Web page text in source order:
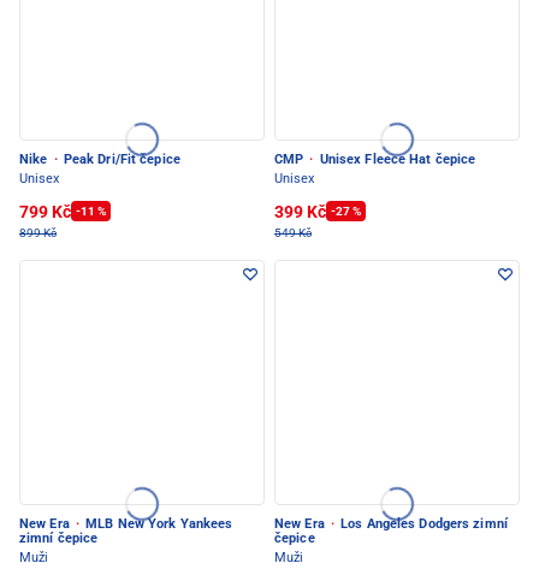
Nike · Peak Dri/Fit čepice
Unisex
799 Kč -11 %
899 Kč
CMP · Unisex Fleece Hat čepice
Unisex
399 Kč -27 %
549 Kč
New Era · MLB New York Yankees
zimní čepice
Muži
New Era · Los Angeles Dodgers zimní
čepice
Muži